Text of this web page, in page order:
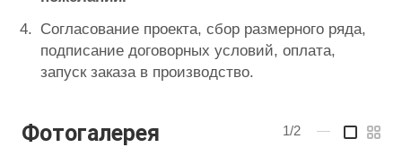
Согласование проекта, сбор размерного ряда,
подписание договорных условий, оплата,
запуск заказа в производство.
Фотогалерея 1/2 —